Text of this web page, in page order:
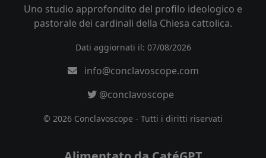
Uno studio approfondito del profilo ideologico e
pastorale dei cardinali della Chiesa cattolica.
Dati aggiornati il: 07/08/2026
info@conclavoscope.com
@conclavoscope
© 2026 Conclavoscope - Tutti i diritti riservati